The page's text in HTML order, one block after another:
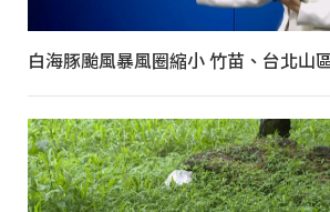
白海豚颱風暴風圈縮小 竹苗、台北山